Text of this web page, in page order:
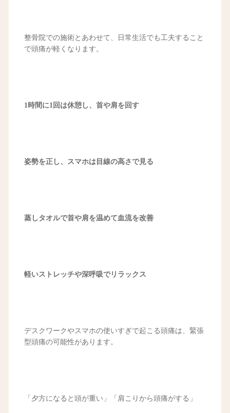
整骨院での施術とあわせて、日常生活でも工夫すること
で頭痛が軽くなります。
1時間に1回は休憩し、首や肩を回す
姿勢を正し、スマホは目線の高さで見る
蒸しタオルで首や肩を温めて血流を改善
軽いストレッチや深呼吸でリラックス
デスクワークやスマホの使いすぎで起こる頭痛は、緊張
型頭痛の可能性があります。
「夕方になると頭が重い」「肩こりから頭痛がする」